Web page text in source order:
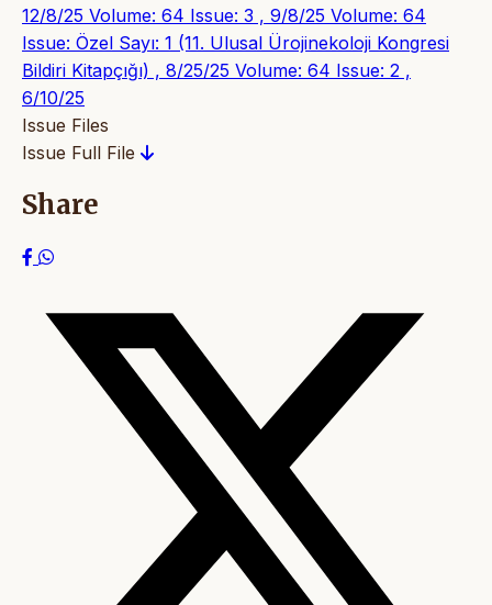
12/8/25 Volume: 64 Issue: 3 , 9/8/25 Volume: 64
Issue: Özel Sayı: 1 (11. Ulusal Ürojinekoloji Kongresi
Bildiri Kitapçığı) , 8/25/25 Volume: 64 Issue: 2 ,
6/10/25
Issue Files
Issue Full File
Share